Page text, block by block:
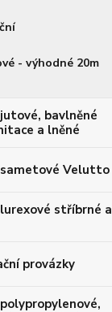
- výhodné 20m
bavlněné
a lněné
Velutto
stříbrné a
provázky